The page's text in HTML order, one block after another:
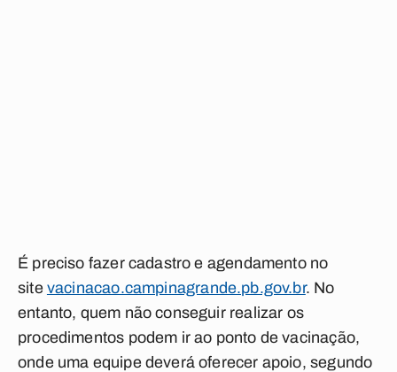
É preciso fazer cadastro e agendamento no
site vacinacao.campinagrande.pb.gov.br. No
entanto, quem não conseguir realizar os
procedimentos podem ir ao ponto de vacinação,
onde uma equipe deverá oferecer apoio, segundo